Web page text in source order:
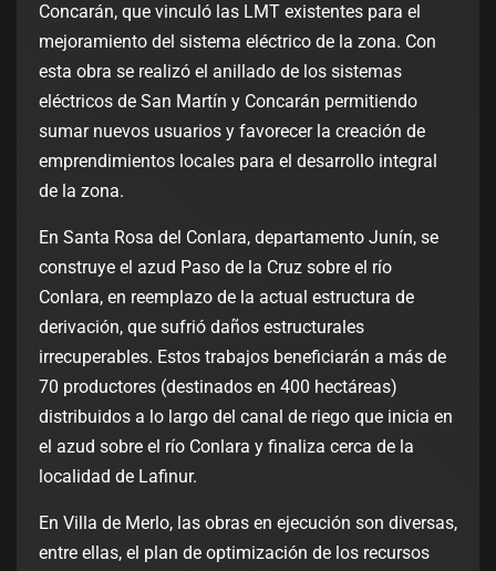
Concarán, que vinculó las LMT existentes para el
mejoramiento del sistema eléctrico de la zona. Con
esta obra se realizó el anillado de los sistemas
eléctricos de San Martín y Concarán permitiendo
sumar nuevos usuarios y favorecer la creación de
emprendimientos locales para el desarrollo integral
de la zona.
En Santa Rosa del Conlara, departamento Junín, se
construye el azud Paso de la Cruz sobre el río
Conlara, en reemplazo de la actual estructura de
derivación, que sufrió daños estructurales
irrecuperables. Estos trabajos beneficiarán a más de
70 productores (destinados en 400 hectáreas)
distribuidos a lo largo del canal de riego que inicia en
el azud sobre el río Conlara y finaliza cerca de la
localidad de Lafinur.
En Villa de Merlo, las obras en ejecución son diversas,
entre ellas, el plan de optimización de los recursos